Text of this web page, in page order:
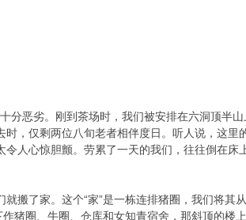
十分恶劣。刚到茶场时，我们被安排在六洞顶
，仅剩两位八旬老者相伴度日。听人说，这
人心惊胆颤。劳累了一天的我们，往往倒在床
搬了家。这个“家”是一栋连排猪圈，我们将
猪圈、牛圈、仓库和女知青宿舍，那斜顶的楼